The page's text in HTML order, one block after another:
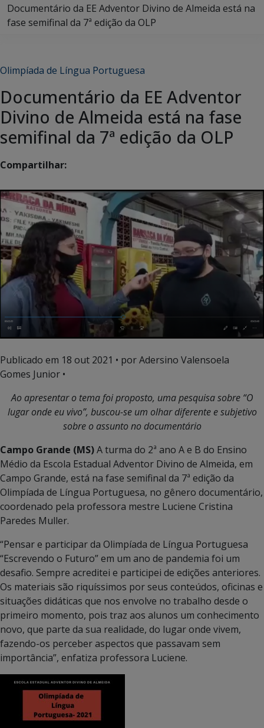
Documentário da EE Adventor Divino de Almeida está na
fase semifinal da 7ª edição da OLP
Olimpíada de Língua Portuguesa
Documentário da EE Adventor
Divino de Almeida está na fase
semifinal da 7ª edição da OLP
Compartilhar:
Publicado em 18 out 2021 • por Adersino Valensoela
Gomes Junior •
Ao apresentar o tema foi proposto, uma pesquisa sobre “O
lugar onde eu vivo”, buscou-se um olhar diferente e subjetivo
sobre o assunto no documentário
Campo Grande (MS)A turma do 2ª ano A e B do Ensino
Médio da Escola Estadual Adventor Divino de Almeida, em
Campo Grande, está na fase semifinal da 7ª edição da
Olimpíada de Língua Portuguesa, no gênero documentário,
coordenado pela professora mestre Luciene Cristina
Paredes Muller.
“Pensar e participar da Olimpíada de Língua Portuguesa
“Escrevendo o Futuro” em um ano de pandemia foi um
desafio. Sempre acreditei e participei de edições anteriores.
Os materiais são riquíssimos por seus conteúdos, oficinas e
situações didáticas que nos envolve no trabalho desde o
primeiro momento, pois traz aos alunos um conhecimento
novo, que parte da sua realidade, do lugar onde vivem,
fazendo-os perceber aspectos que passavam sem
importância”, enfatiza professora Luciene.